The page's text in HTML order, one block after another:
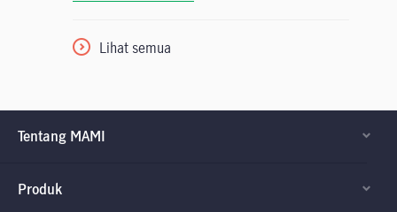
Lihat semua
Tentang MAMI
Produk